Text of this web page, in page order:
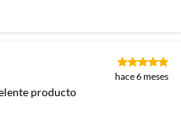
hace 6 meses
producto